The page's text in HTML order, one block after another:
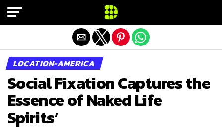
LOCATION-AMERICA
Social Fixation Captures the
Essence of Naked Life
Spirits’
Exit mobile version